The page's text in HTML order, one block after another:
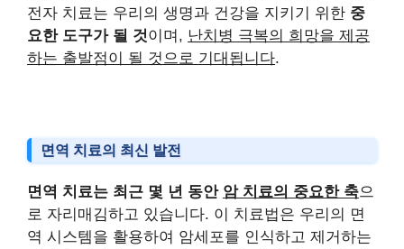
전자 치료는 우리의 생명과 건강을 지키기 위한 중
요한 도구가 될 것이며, 난치병 극복의 희망을 제공
하는 출발점이 될 것으로 기대됩니다.
면역 치료의 최신 발전
면역 치료는 최근 몇 년 동안 암 치료의 중요한 축으
로 자리매김하고 있습니다. 이 치료법은 우리의 면
역 시스템을 활용하여 암세포를 인식하고 제거하는